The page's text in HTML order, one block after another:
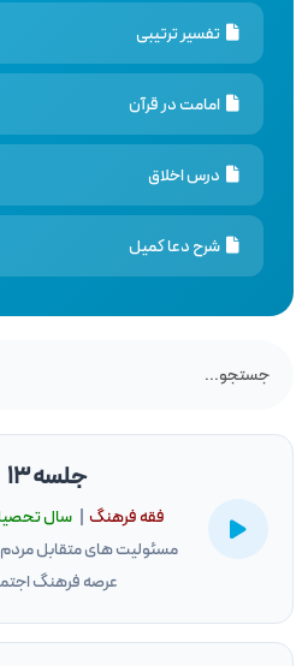
تفسیر ترتیبی
امامت در قرآن
درس اخلاق
شرح دعا کمیل
جلسه 13
فقه فرهنگ سال تحصيلى
مسئولیت‌ های متقابل
عرصه فرهنگ